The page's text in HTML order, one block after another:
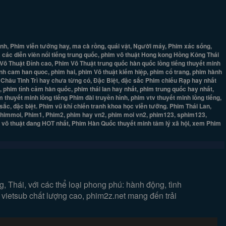
Phim viễn tưởng hay, ma cà rồng, quái vật, Người máy, Phim xác sống,
diễn viên nổi tiếng trung quốc, phim võ thuật Hong kong Hồng Kông Thái
Thuật Đỉnh cao, Phim Võ Thuật trung quốc hàn quốc lồng tiếng thuyết minh
cam han quoc, phim hai, phim Võ thuật kiếm hiệp, phim cổ trang, phim hành
Tinh Trì hay chưa từng có, Đặc Biệt, đặc sắc Phim chiếu Rạp hay nhất
tình cảm hàn quốc, phim thái lan hay nhất, phim trung quốc hay nhất,
minh lồng tiếng Phim đài truyền hình, phim vtv thuyết minh lồng tiếng,
đặc biệt. Phim vũ khí chiến tranh khoa học viễn tưỡng. Phim Thái Lan,
Phim1, Phim2, phim hay vn2, phim moi vn2, phim123, sphim123,
thuật đang HOT nhất, Phim Hàn Quốc thuyết minh tâm lý xã hội, xem Phim
Thái, với các thể loại phong phú: hành động, tình
chất lượng cao, phim2z.net mang đến trải